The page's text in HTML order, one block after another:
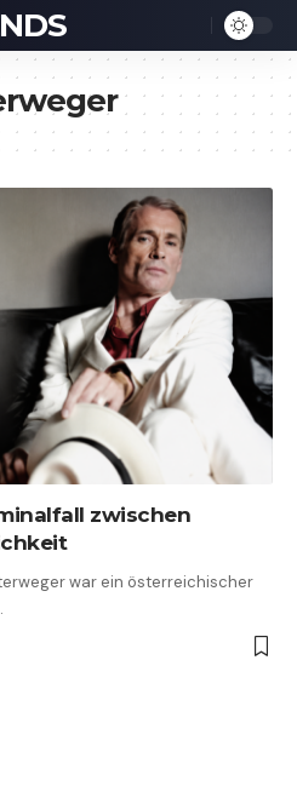
zwischen
war ein österreichischer